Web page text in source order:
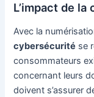
L’impact de
Avec la
cybersécurité se
consommateurs
concernant leurs
doivent s’assurer